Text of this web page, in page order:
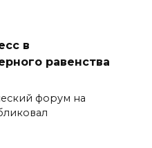
в
равенства
форум на